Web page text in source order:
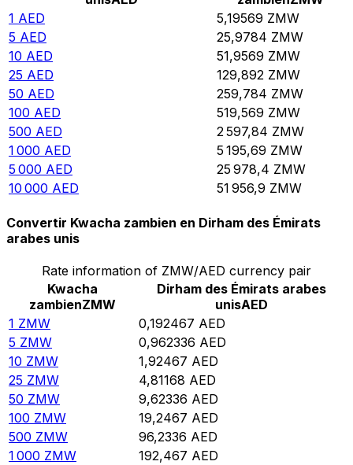
1 AED 5,19569 ZMW
5 AED 25,9784 ZMW
10 AED 51,9569 ZMW
25 AED 129,892 ZMW
50 AED 259,784 ZMW
100 AED 519,569 ZMW
500 AED 2 597,84 ZMW
1 000 AED 5 195,69 ZMW
5 000 AED 25 978,4 ZMW
10 000 AED 51 956,9 ZMW
Convertir Kwacha zambien en Dirham des Émirats
arabes unis
Rate information of ZMW/AED currency pair
Kwacha
zambienZMW
Dirham des Émirats arabes
unisAED
1 ZMW 0,192467 AED
5 ZMW 0,962336 AED
10 ZMW 1,92467 AED
25 ZMW 4,81168 AED
50 ZMW 9,62336 AED
100 ZMW 19,2467 AED
500 ZMW 96,2336 AED
1 000 ZMW 192,467 AED